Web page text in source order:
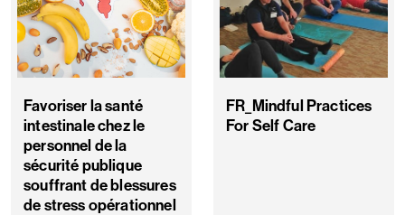
Favoriser la santé
intestinale chez le
personnel de la
sécurité publique
souffrant de blessures
de stress opérationnel
FR_Mindful Practices
For Self Care